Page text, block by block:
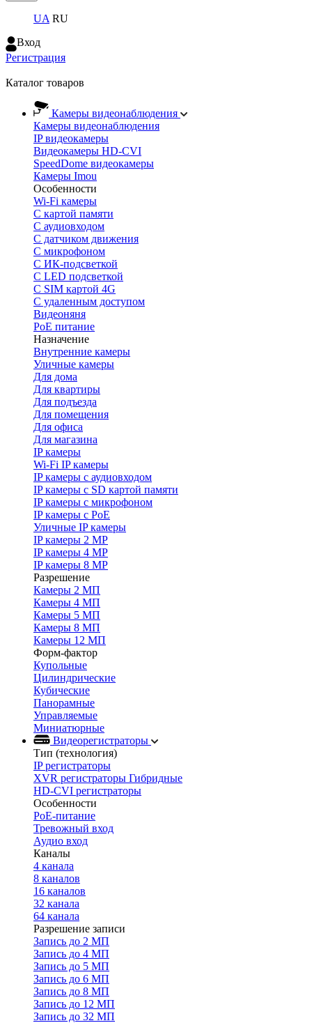
UA RU
Вход
Регистрация
Каталог товаров
Камеры видеонаблюдения
Камеры видеонаблюдения
IP видеокамеры
Видеокамеры HD-CVI
SpeedDome видеокамеры
Камеры Imou
Особенности
Wi-Fi камеры
С картой памяти
С аудиовходом
С датчиком движения
С микрофоном
С ИК-подсветкой
С LED подсветкой
C SIM картой 4G
C удаленным доступом
Видеоняня
PoE питание
Назначение
Внутренние камеры
Уличные камеры
Для дома
Для квартиры
Для подъезда
Для помещения
Для офиса
Для магазина
IP камеры
Wi-Fi IP камеры
IP камеры с аудиовходом
IP камеры с SD картой памяти
IP камеры с микрофоном
IP камеры с PoE
Уличные IP камеры
IP камеры 2 MP
IP камеры 4 MP
IP камеры 8 MP
Разрешение
Камеры 2 МП
Камеры 4 МП
Камеры 5 МП
Камеры 8 МП
Камеры 12 МП
Форм-фактор
Купольные
Цилиндрические
Кубические
Панорамные
Управляемые
Миниатюрные
Видеорегистраторы
Тип (технология)
IP регистраторы
XVR регистраторы Гибридные
HD-CVI регистраторы
Особенности
PoE-питание
Тревожный вход
Аудио вход
Каналы
4 канала
8 каналов
16 каналов
32 канала
64 канала
Разрешение записи
Запись до 2 МП
Запись до 4 МП
Запись до 5 МП
Запись до 6 МП
Запись до 8 МП
Запись до 12 МП
Запись до 32 МП